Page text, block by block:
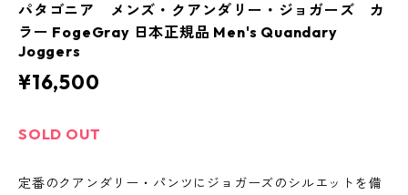
パタゴニア メンズ・クアンダリー・ジョガーズ カ
ラー FogeGray 日本正規品 Men's Quandary
Joggers
¥16,500
SOLD OUT
定番のクアンダリー・パンツにジョガーズのシルエットを備